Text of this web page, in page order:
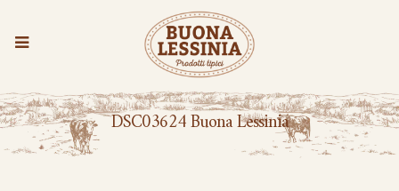
DSC03624 Buona Lessinia